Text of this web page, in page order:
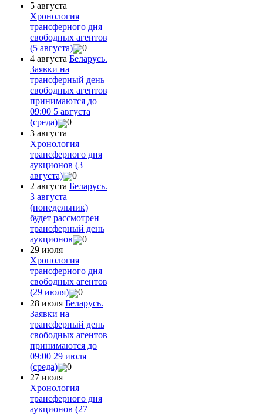
5 августа
Хронология
трансферного дня
свободных агентов
(5 августа)
0
4 августа Беларусь.
Заявки на
трансферный день
свободных агентов
принимаются до
09:00 5 августа
(среда)
0
3 августа
Хронология
трансферного дня
аукционов (3
августа)
0
2 августа Беларусь.
3 августа
(понедельник)
будет рассмотрен
трансферный день
аукционов
0
29 июля
Хронология
трансферного дня
свободных агентов
(29 июля)
0
28 июля Беларусь.
Заявки на
трансферный день
свободных агентов
принимаются до
09:00 29 июля
(среда)
0
27 июля
Хронология
трансферного дня
аукционов (27